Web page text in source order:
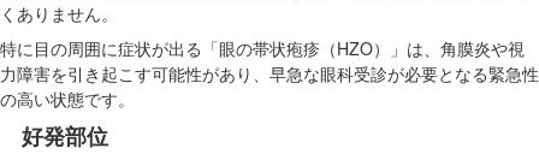
くありません。
特に目の周囲に症状が出る「眼の帯状疱疹（HZO）」は、角膜炎や視
力障害を引き起こす可能性があり、早急な眼科受診が必要となる緊急性
の高い状態です。
好発部位